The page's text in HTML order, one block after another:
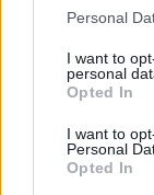
Personal
I want to
personal
Opted In
I want to
Personal
Opted In